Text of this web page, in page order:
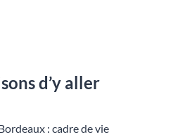
d’y aller
: cadre de vie